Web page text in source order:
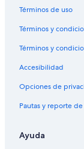
Cabañas en Punta
Condominios en
Apartamentos en
Términos de uso
Términos y
Términos y
Accesibilidad
Opciones de
Pautas y reporte
Ayuda